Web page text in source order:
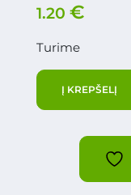
1.20 €
Turime
Į KREPŠELĮ